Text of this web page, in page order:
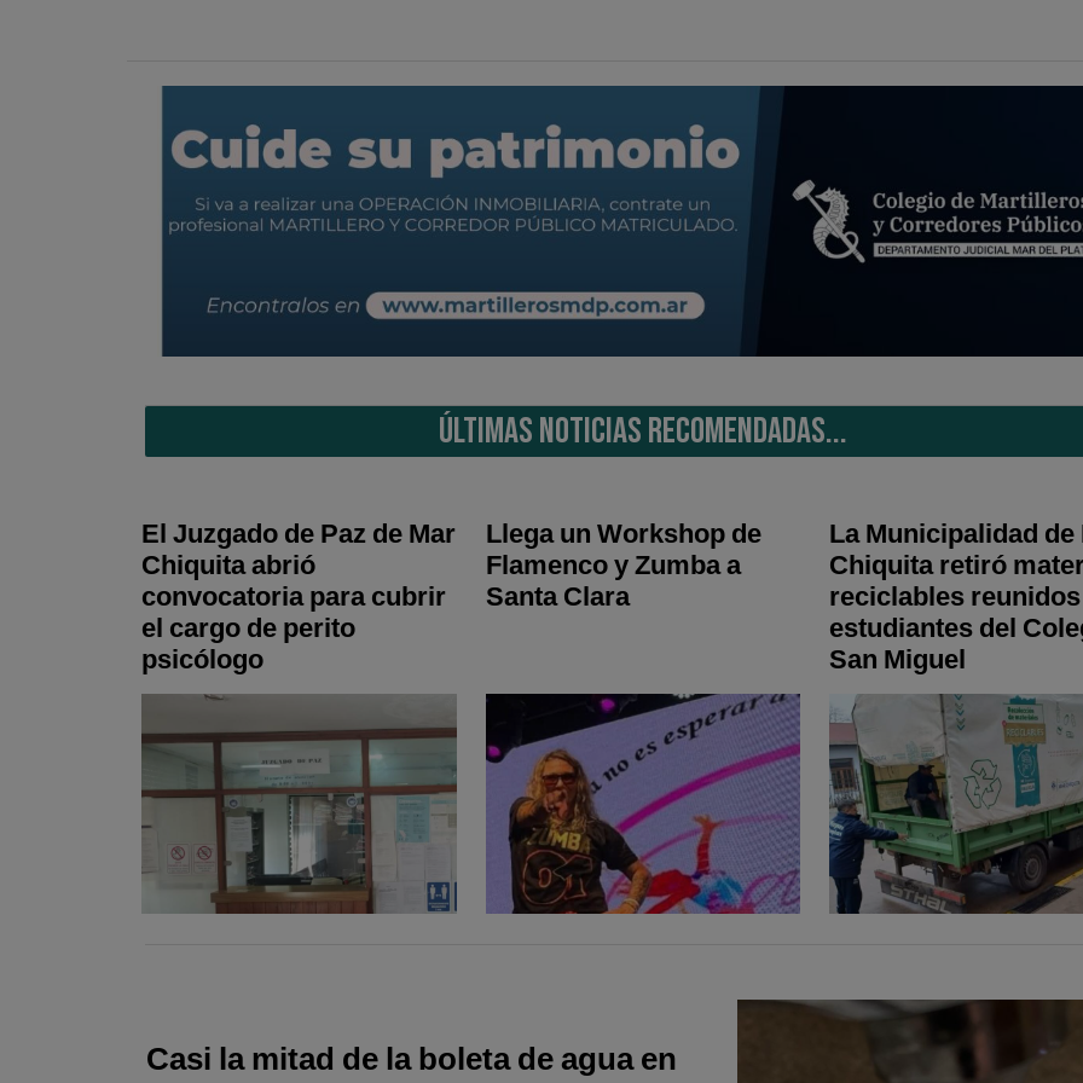
ÚLTIMAS NOTICIAS RECOMENDADAS...
El Juzgado de Paz de Mar
Chiquita abrió
convocatoria para cubrir
el cargo de perito
psicólogo
Llega un Workshop de
Flamenco y Zumba a
Santa Clara
La Municipalidad de
Chiquita retiró
reciclables
estudiantes del
San Miguel
Casi la mitad de la boleta de agua en